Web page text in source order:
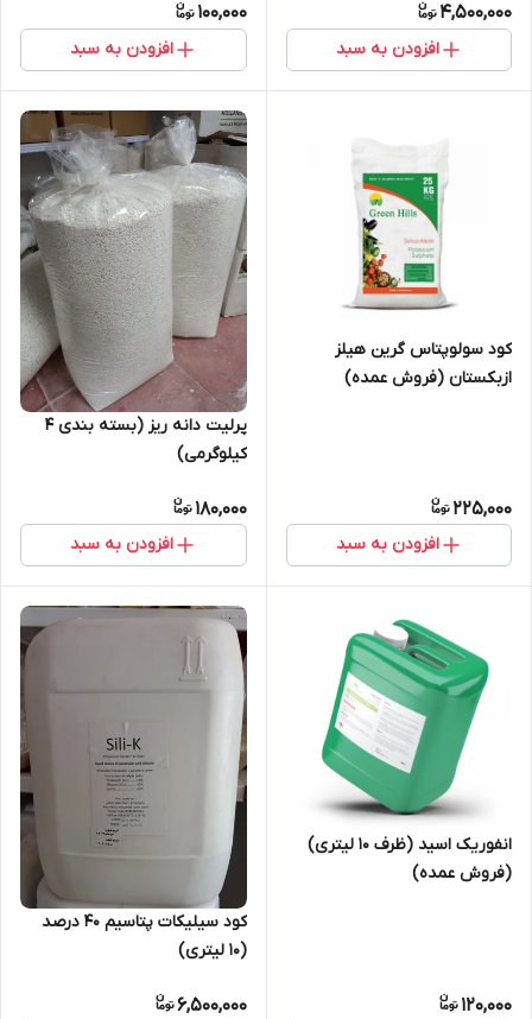
4,500,000
افزودن به سبد
100,000
افزودن به سبد
کود سولوپتاس گرین هیلز
ازبکستان (فروش عمده)
225,000
افزودن به سبد
پرلیت دانه ریز (بسته بندی 4
کیلوگرمی)
180,000
افزودن به سبد
انفوریک اسید (ظرف 10 لیتری)
(فروش عمده)
120,000
کود سیلیکات پتاسیم 40 درصد
(10 لیتری)
6,500,000